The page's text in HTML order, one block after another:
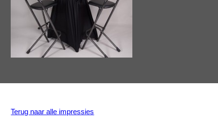
Terug naar alle impressies